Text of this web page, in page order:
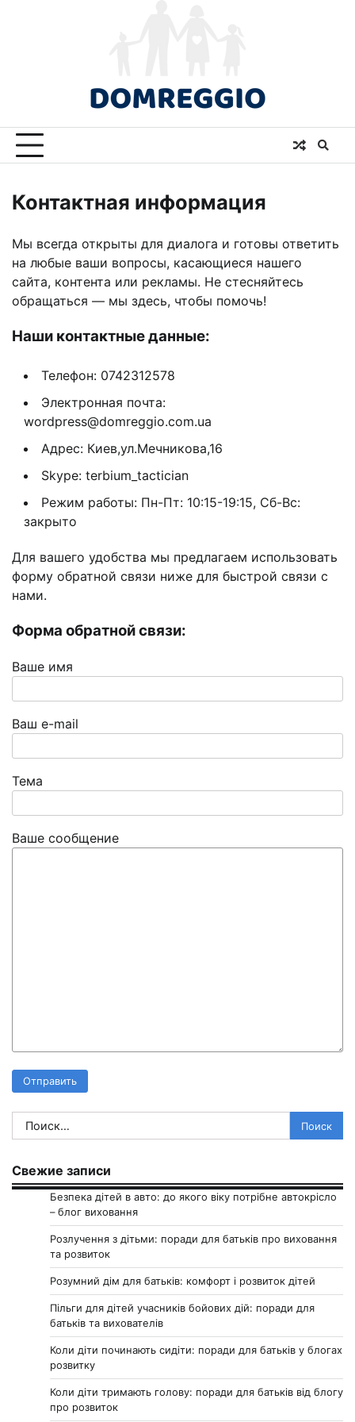
Контактная информация
Мы всегда открыты для диалога и готовы ответить
на любые ваши вопросы, касающиеся нашего
сайта, контента или рекламы. Не стесняйтесь
обращаться — мы здесь, чтобы помочь!
Наши контактные данные:
Телефон: 0742312578
Электронная почта:
wordpress@domreggio.com.ua
Адрес: Киев,ул.Мечникова,16
Skype: terbium_tactician
Режим работы: Пн-Пт: 10:15-19:15, Сб-Вс:
закрыто
Для вашего удобства мы предлагаем использовать
форму обратной связи ниже для быстрой связи с
нами.
Форма обратной связи:
Ваше имя
Ваш e-mail
Тема
Ваше сообщение
Найти:
Свежие записи
Безпека дітей в авто: до якого віку потрібне автокрісло
– блог виховання
Розлучення з дітьми: поради для батьків про виховання
та розвиток
Розумний дім для батьків: комфорт і розвиток дітей
Пільги для дітей учасників бойових дій: поради для
батьків та вихователів
Коли діти починають сидіти: поради для батьків у блогах
розвитку
Коли діти тримають голову: поради для батьків від блогу
про розвиток